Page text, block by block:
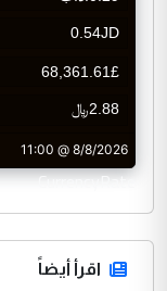
CurrencyRate
اقرأ أيضاً